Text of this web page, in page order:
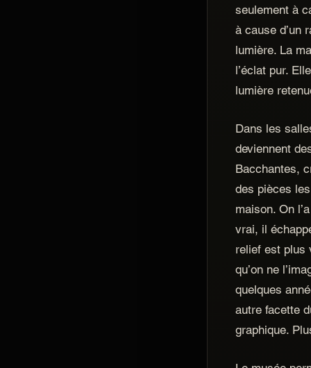
seulement à
à cause d’un
lumière. La
l’éclat pur.
lumière
Dans les
deviennent
Bacchantes,
des pièces
maison. On
vrai, il
relief est plus
qu’on ne
quelques
autre facette
graphique.